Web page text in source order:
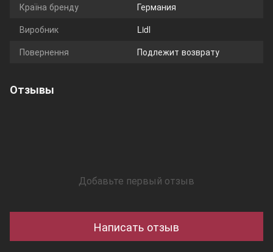
Країна бренду
Германия
Виробник
Lidl
Повернення
Подлежит возврату
Отзывы
Добавьте первый отзыв
Написать отзыв